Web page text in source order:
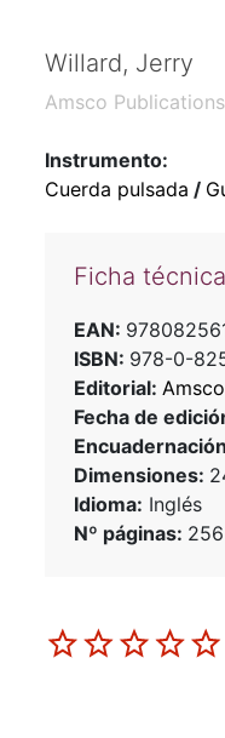
Willard, Jerry
Amsco
Instrumento:
Cuerda pulsada /
Ficha técnica
EAN:
ISBN: 978-0-
Editorial:
Fecha de
Dimensiones:
Idioma: Inglés
Nº páginas: 256